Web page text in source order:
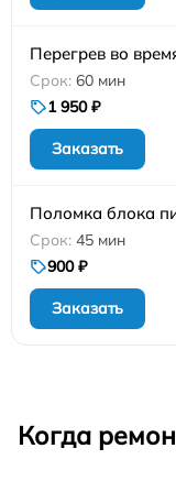
Перегрев во
60 мин
1 950 ₽
Заказать
Поломка блока
45 мин
900 ₽
Заказать
Когда